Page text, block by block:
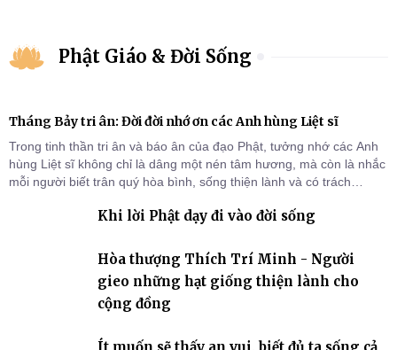
Phật Giáo & Đời Sống
Tháng Bảy tri ân: Đời đời nhớ ơn các Anh hùng Liệt sĩ
Trong tinh thần tri ân và báo ân của đạo Phật, tưởng nhớ các Anh
hùng Liệt sĩ không chỉ là dâng một nén tâm hương, mà còn là nhắc
mỗi người biết trân quý hòa bình, sống thiện lành và có trách
Khi lời Phật dạy đi vào đời sống
Hòa thượng Thích Trí Minh - Người
gieo những hạt giống thiện lành cho
cộng đồng